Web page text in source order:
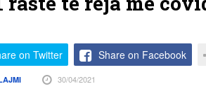
on Twitter Share on Facebook
30/04/2021